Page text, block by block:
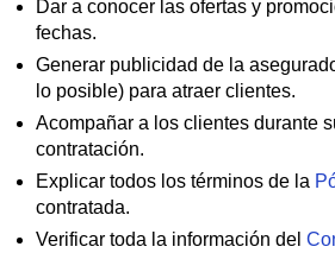
Dar a conocer las ofertas y
fechas.
Generar publicidad de la
lo posible) para atraer clientes.
Acompañar a los clientes durante
contratación.
Explicar todos los términos de la
contratada.
Verificar toda la información del